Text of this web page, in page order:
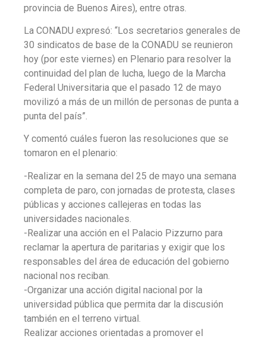
provincia de Buenos Aires), entre otras.
La CONADU expresó: “Los secretarios generales de
30 sindicatos de base de la CONADU se reunieron
hoy (por este viernes) en Plenario para resolver la
continuidad del plan de lucha, luego de la Marcha
Federal Universitaria que el pasado 12 de mayo
movilizó a más de un millón de personas de punta a
punta del país”.
Y comentó cuáles fueron las resoluciones que se
tomaron en el plenario:
-Realizar en la semana del 25 de mayo una semana
completa de paro, con jornadas de protesta, clases
públicas y acciones callejeras en todas las
universidades nacionales.
-Realizar una acción en el Palacio Pizzurno para
reclamar la apertura de paritarias y exigir que los
responsables del área de educación del gobierno
nacional nos reciban.
-Organizar una acción digital nacional por la
universidad pública que permita dar la discusión
también en el terreno virtual.
Realizar acciones orientadas a promover el